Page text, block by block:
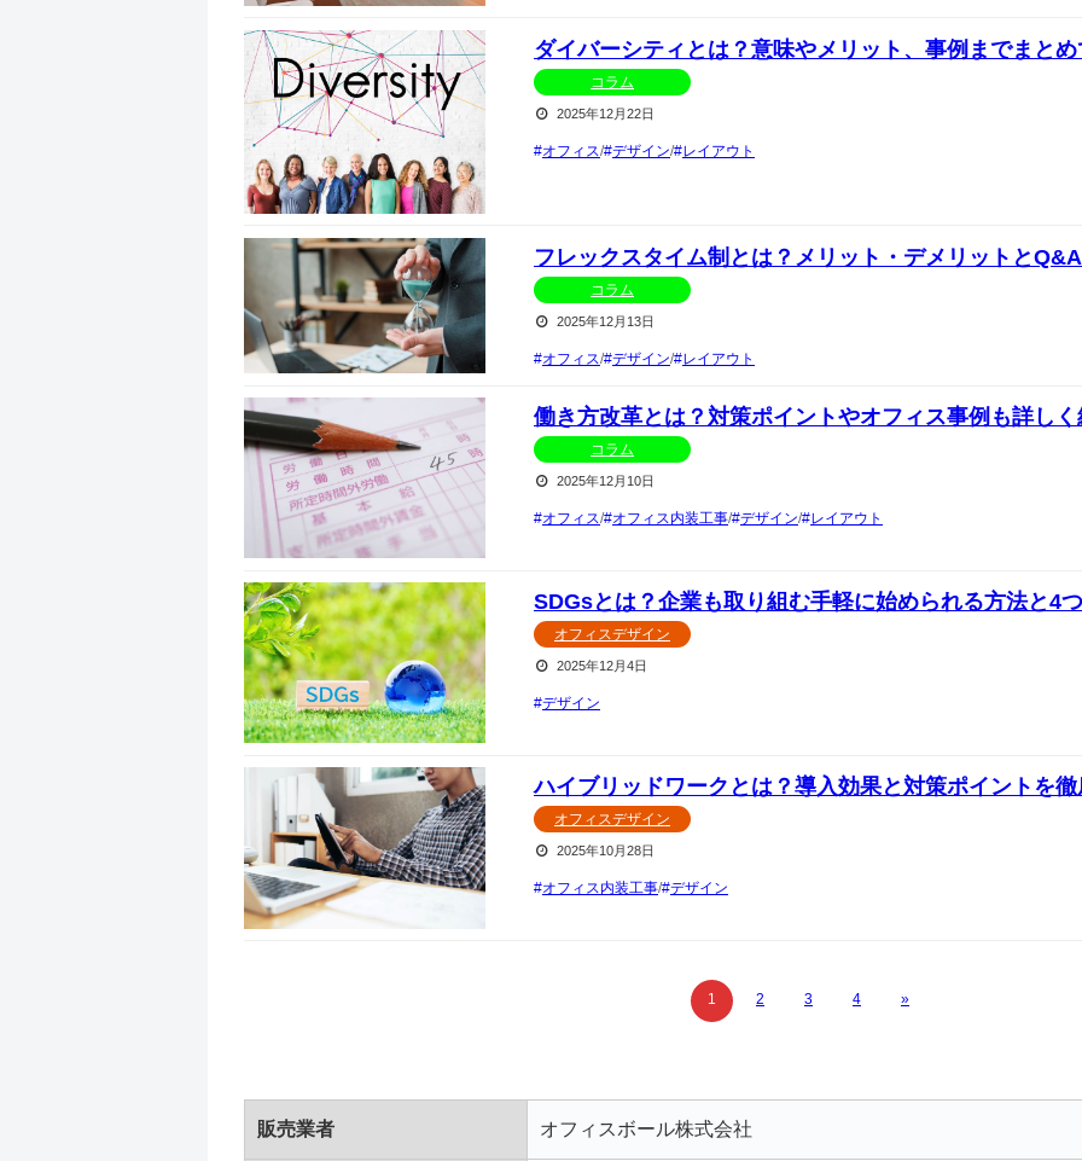
ダイバーシティとは？意味やメリット、事例までまと
コラム
2025年12月22日
オフィス/ デザイン/ レイアウト
フレックスタイム制とは？メリット・デメリットと
コラム
2025年12月13日
オフィス/ デザイン/ レイアウト
働き方改革とは？対策ポイントやオフィス事例も詳し
コラム
2025年12月10日
オフィス/ オフィス内装工事/ デザイン/ レイアウト
SDGsとは？企業も取り組む手軽に始められる方法と4
オフィスデザイン
2025年12月4日
デザイン
ハイブリッドワークとは？導入効果と対策ポイントを
オフィスデザイン
2025年10月28日
オフィス内装工事/ デザイン
1 2 3 4 »
販売業者 オフィスボール株式会社